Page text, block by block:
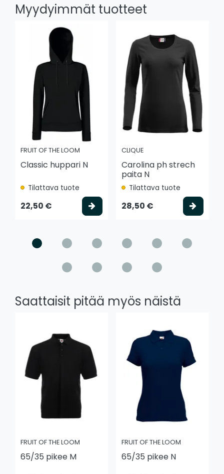
Myydyimmät tuotteet
FRUIT OF THE LOOM
Classic huppari N
Tilattava tuote
22,50 € Valitse vaihtoehto
CLIQUE
Carolina ph strech
paita N
Tilattava tuote
28,50 €
Saattaisit pitää myös näistä
FRUIT OF THE LOOM
65/35 pikee M
FRUIT OF THE LOOM
65/35 pikee N